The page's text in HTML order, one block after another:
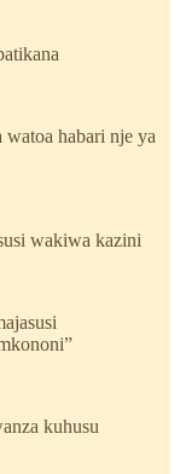
habari nje ya
wakiwa kazini
kuhusu